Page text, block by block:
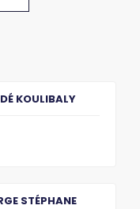
KOULIBALY
STÉPHANE